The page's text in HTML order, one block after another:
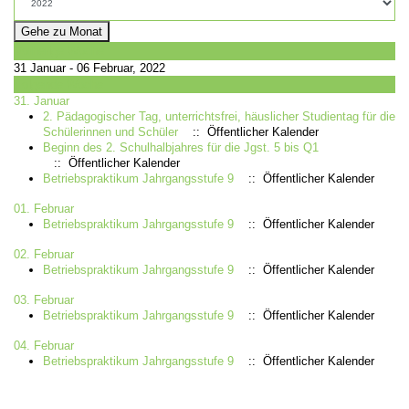
Gehe zu Monat
31 Januar - 06 Februar, 2022
31. Januar
2. Pädagogischer Tag, unterrichtsfrei, häuslicher Studientag für die
Schülerinnen und Schüler
:: Öffentlicher Kalender
Beginn des 2. Schulhalbjahres für die Jgst. 5 bis Q1
:: Öffentlicher Kalender
Betriebspraktikum Jahrgangsstufe 9
:: Öffentlicher Kalender
01. Februar
Betriebspraktikum Jahrgangsstufe 9
:: Öffentlicher Kalender
02. Februar
Betriebspraktikum Jahrgangsstufe 9
:: Öffentlicher Kalender
03. Februar
Betriebspraktikum Jahrgangsstufe 9
:: Öffentlicher Kalender
04. Februar
Betriebspraktikum Jahrgangsstufe 9
:: Öffentlicher Kalender